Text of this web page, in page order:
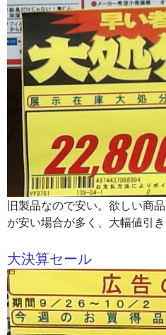
旧製品なので安い。欲しい商
が安い場合が多く、大幅値引
大決算セール